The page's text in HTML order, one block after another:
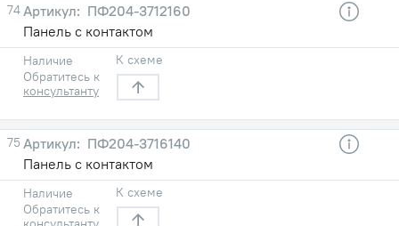
74
ПФ204-3712160
Панель с контактом
Наличие
Обратитесь к
консультанту
К схеме
75
ПФ204-3716140
Панель с контактом
Наличие
Обратитесь к
К схеме